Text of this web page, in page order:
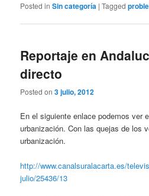
Posted in Sin categoría |Tagged
Reportaje en
directo
Posted on3 julio, 2012
En el siguiente enlace podemos ver
urbanización. Con las quejas de los
urbanización.
http://www.canalsuralacarta.es/
julio/25436/13